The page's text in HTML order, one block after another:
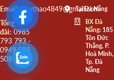
Email: quythao4849@gmail.com
Tổng
đài: 0985
793 793 -
0949 508
508
Tại Đà Nẵng
BX Đà
Nẵng:185
Tôn Đức
Thắng, P.
Hoà Minh,
Tp. Đà
Nẵng